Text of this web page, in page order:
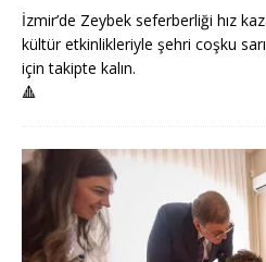
İzmir’de Zeybek seferberliği hız
kültür etkinlikleriyle şehri coşku
için takipte kalın.
🔺